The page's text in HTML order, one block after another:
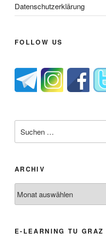
Datenschutzerklärung
FOLLOW US
nach:
ARCHIV
E-LEARNING TU GRAZ